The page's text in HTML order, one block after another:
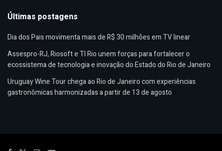
Últimas postagens
Dia dos Pais movimenta mais de R$ 30 milhões em TV linear
Assespro-RJ, Riosoft e TI Rio unem forças para fortalecer o
ecossistema de tecnologia e inovação do Estado do Rio de Janeiro
Uruguay Wine Tour chega ao Rio de Janeiro com experiências
gastronômicas harmonizadas a partir de 13 de agosto